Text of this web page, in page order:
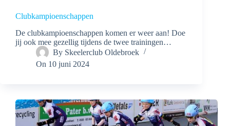
Clubkampioenschappen
De clubkampioenschappen komen er weer aan! Doe
jij ook mee gezellig tijdens de twee trainingen…
By Skeelerclub Oldebroek
On 10 juni 2024